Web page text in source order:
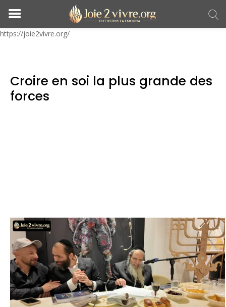
https://joie2vivre.org/
Croire en soi la plus grande des
forces